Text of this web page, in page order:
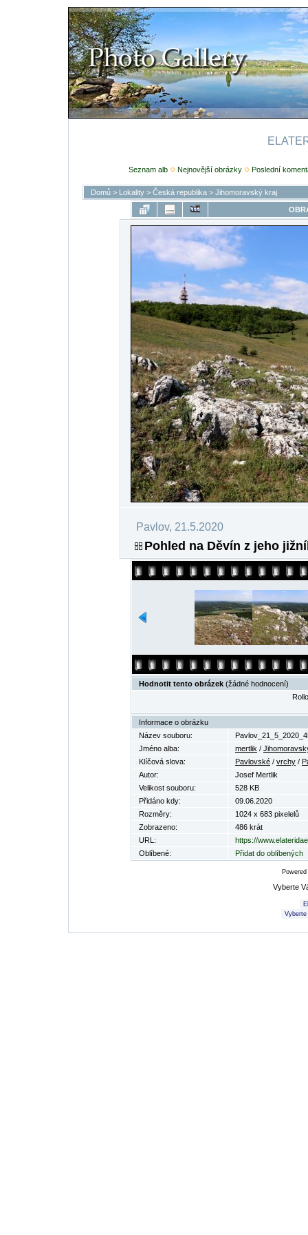
Seznam alb Nejnovější obrázky Poslední
Domů> Lokality> Česká republika> Jihomoravský kraj
Pavlov, 21.5.2020
Pohled na Děvín z jeho
Hodnotit tento obrázek (žádné hodnocení)
Informace o obrázku
Název souboru:
Jméno alba:
mertlik /
Klíčová slova:
Pavlovské / vrchy /
Autor:
Josef Mertlik
Velikost souboru:
528 KB
Přidáno kdy:
09.06.2020
Rozměry:
1024 x 683 pixelelů
Zobrazeno:
486 krát
URL:
https://
Oblíbené:
Přidat do oblíbených
Vyberte